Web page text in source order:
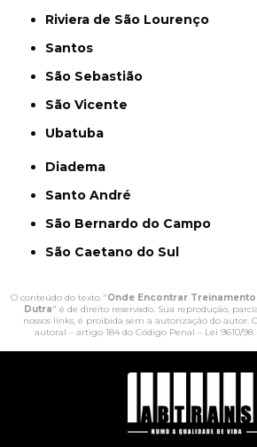
Riviera de São Lourenço
Santos
São Sebastião
São Vicente
Ubatuba
Diadema
Santo André
São Bernardo do Campo
São Caetano do Sul
O conteúdo do texto "Onde Encontrar
Dutra" é de direito reservado. Sua reprodução,
nossos links, é proibida sem a autorização do autor.
autoral – artigo 184 do Código Penal – Lei 9610/